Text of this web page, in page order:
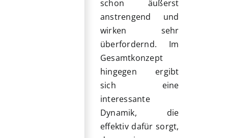
schon äußerst
anstrengend und
wirken sehr
überfordernd. Im
Gesamtkonzept
hingegen ergibt
sich eine
interessante
Dynamik, die
effektiv dafür sorgt,